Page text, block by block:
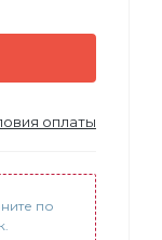
оплаты
по